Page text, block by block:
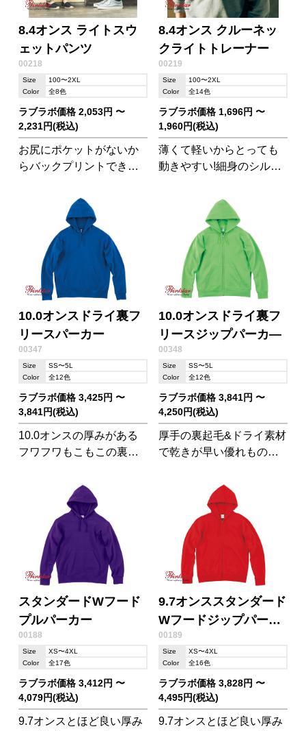
8.4オンス ライトスウ
ェットパンツ
00218
Size
100〜2XL
Color
全8色
ラブラボ価格 2,053円 〜
2,231円(税込)
お尻にポケットがないか
らバックプリントできま
ワイドすぎないほど良い
シルエット!
8.4オンス クルーネッ
クライトトレーナー
00219
Size
100〜2XL
Color
全14色
ラブラボ価格 1,696円 〜
1,960円(税込)
薄くて軽いからとっても
動きやすい!細身のシルエ
10.0オンスドライ裏フ
リースパーカー
00347
Size
SS〜5L
Color
全12色
ラブラボ価格 3,425円 〜
3,841円(税込)
10.0オンスの厚みがある
フワフワもこもこの裏起
テル混紡で吸汗速乾性を
兼ね備えたカラフルなパ
ーカーです!
10.0オンスドライ裏フ
リースジップパーカ―
00348
Size
SS〜5L
Color
全12色
ラブラボ価格 3,841円 〜
4,250円(税込)
厚手の裏起毛&ドライ素材
で乾きが早い優れものジ
スタンダードWフード
プルパーカー
00188
Size
XS〜4XL
Color
全17色
ラブラボ価格 3,412円 〜
4,079円(税込)
9.7オンスとほど良い厚み
9.7オンススタンダード
Wフードジップパーカ
ー
00189
Size
XS〜4XL
Color
全16色
ラブラボ価格 3,828円 〜
4,495円(税込)
9.7オンスとほど良い厚み